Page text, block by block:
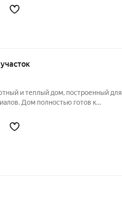
ж/б, окна пвх, кровля
и теплый дом, построенный для
Дом полностью готов к
и отопление. Основное о